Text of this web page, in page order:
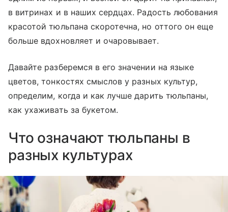
в витринах и в наших сердцах. Радость любования
красотой тюльпана скоротечна, но оттого он еще
больше вдохновляет и очаровывает.
Давайте разберемся в его значении на языке
цветов, тонкостях смыслов у разных культур,
определим, когда и как лучше дарить тюльпаны,
как ухаживать за букетом.
Что означают тюльпаны в
разных культурах